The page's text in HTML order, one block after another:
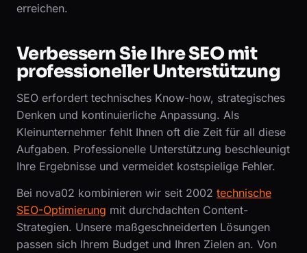
erreichen.
Verbessern Sie Ihre SEO mit
professioneller Unterstützung
SEO erfordert technisches Know-how, strategisches
Denken und kontinuierliche Anpassung. Als
Kleinunternehmer fehlt Ihnen oft die Zeit für all diese
Aufgaben. Professionelle Unterstützung beschleunigt
Ihre Ergebnisse und vermeidet kostspielige Fehler.
Bei nova02 kombinieren wir seit 2002 technische
SEO-Optimierung mit durchdachten Content-
Strategien. Unsere maßgeschneiderten Lösungen
passen sich Ihrem Budget und Ihren Zielen an. Von